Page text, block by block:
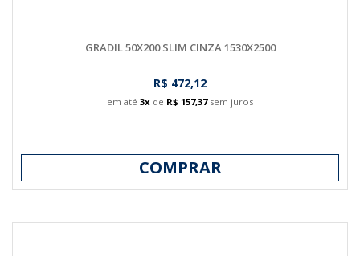
GRADIL 50X200 SLIM CINZA 1530X2500
R$ 472,12
em até 3x de R$ 157,37sem juros
COMPRAR